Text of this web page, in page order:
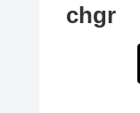
chgr